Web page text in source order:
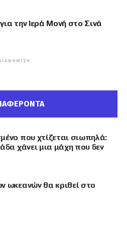
την Ιερά Μονή στο Σινά
που χτίζεται σιωπηλά:
χάνει μια μάχη που δεν
ωκεανών θα κριθεί στο